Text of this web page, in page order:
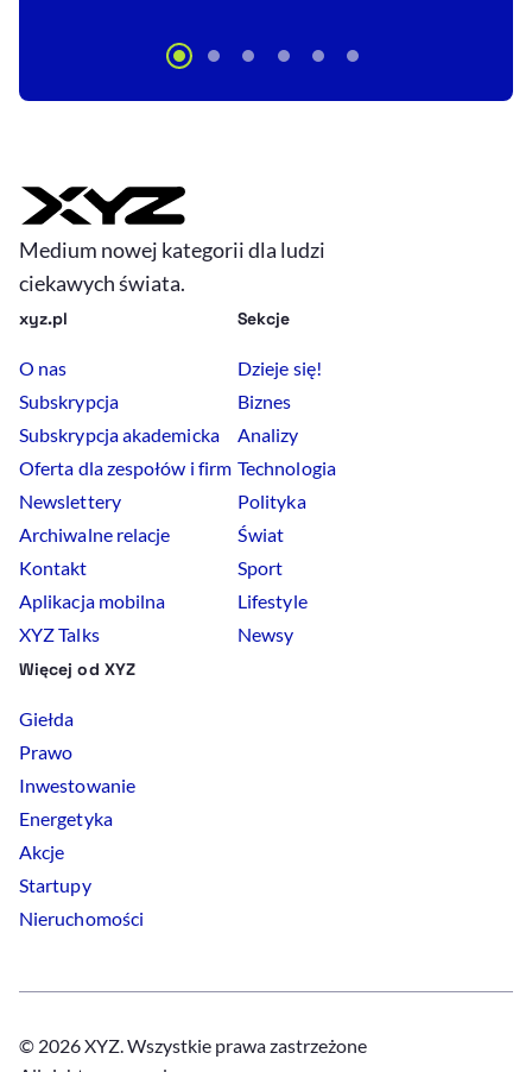
Medium nowej kategorii dla ludzi
ciekawych świata.
xyz.pl
O nas
Subskrypcja
Subskrypcja akademicka
Oferta dla zespołów i firm
Newslettery
Archiwalne relacje
Kontakt
Aplikacja mobilna
XYZ Talks
Sekcje
Dzieje się!
Biznes
Analizy
Technologia
Polityka
Świat
Sport
Lifestyle
Newsy
Więcej od XYZ
Giełda
Prawo
Inwestowanie
Energetyka
Akcje
Startupy
Nieruchomości
© 2026 XYZ. Wszystkie prawa zastrzeżone